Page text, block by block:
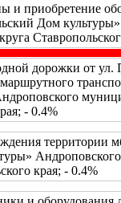
и приобретение
Дом
дорожки от ул.
- 0.4%
территории
края; - 0.4%